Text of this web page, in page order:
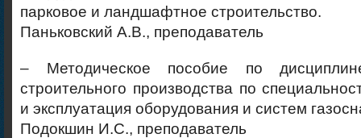
парковое и ландшафтное строительство.
Паньковский А.В., преподаватель
– Методическое пособие по
строительного производства по
и эксплуатация оборудования и систем
Подокшин И.С., преподаватель